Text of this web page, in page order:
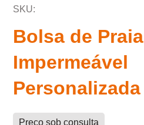
SKU:
Bolsa de Praia
Impermeável
Personalizada
Preço sob consulta